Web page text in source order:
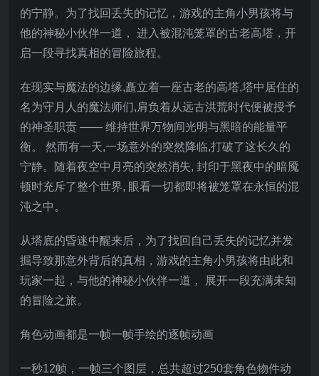
的宁静。为了找回丢失的记忆，游戏的主角小男孩将与
他的神秘小伙伴一道， 进入被混沌笼罩的古老高塔，开
启一段寻找真相的冒险旅程。
在现实与魔法的边缘,矗立着一座古老的高塔,塔中居住的
名为守月人的魔法师们,肩负着从远古洪荒时代便被授予
的神圣职责 —— 维持世界万物间光明与黑暗的能量平
衡。 然而有一天,一场意外的突然降临,打破了这长久的
宁静。随着夜空中月亮的突然消失, 封印于黑夜中的暗魇
顿时充斥了整个世界, 眼看一切都即将被笼罩在永恒的混
沌之中。
从塔底的昏迷中醒来后，为了找回自己丢失的记忆并发
掘导致那意外背后的真相，游戏的主角小男孩将由此和
玩家一起，与他的神秘小伙伴一道， 展开一段充满未知
的冒险之旅。
角色动画都是一帧一帧手绘的逐帧动画
一秒12帧，一帧三个图层，总共超过250套角色物件动